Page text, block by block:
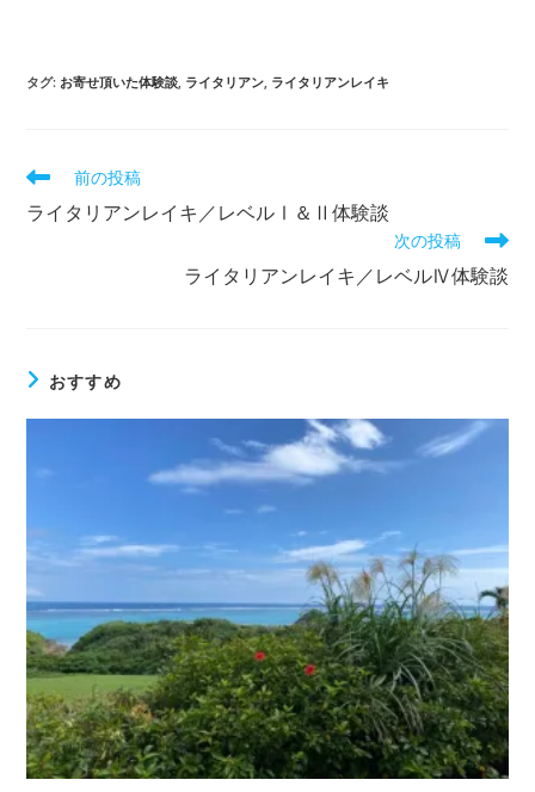
タグ: お寄せ頂いた体験談 ライタリアン ライタリアンレイキ
そ
他
前の投稿
ライタリアンレイキ／レベルⅠ＆Ⅱ体験談
次の投稿
ライタリアンレイキ／レベルⅣ体験談
おすすめ